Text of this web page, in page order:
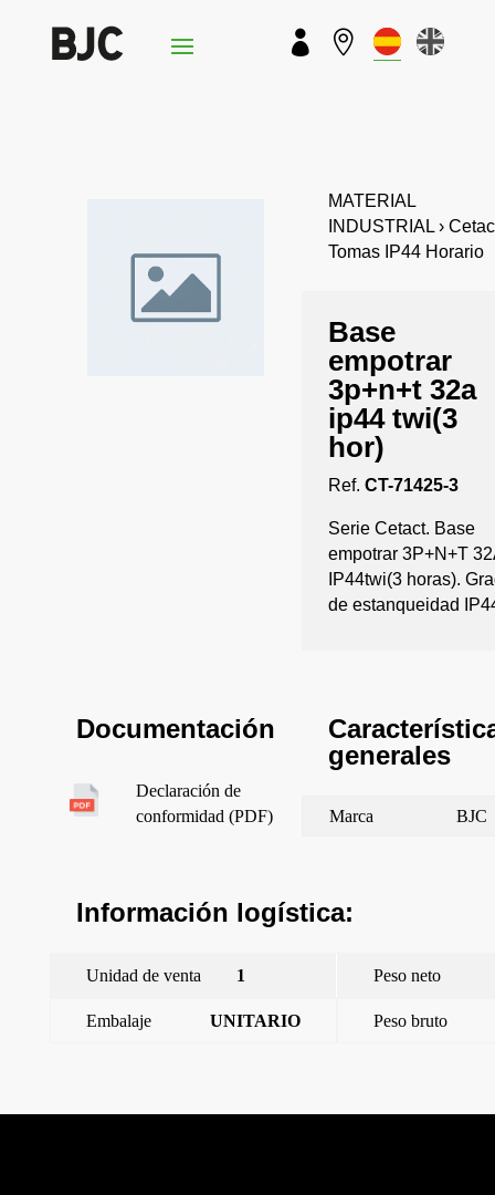
 
MATERIAL
INDUSTRIAL ›
Tomas IP44 Horario
Base
empotrar
3p+n+t 32a
ip44 twi(3
hor)
Ref. CT-71425-3
Serie Cetact. Base
empotrar 3P+N+T
IP44twi(3 horas).
de estanqueidad
Documentación
Declaración de
conformidad (PDF)
generales
Marca BJC
Información logística:
Unidad de venta 1 Peso neto
Embalaje UNITARIO Peso bruto